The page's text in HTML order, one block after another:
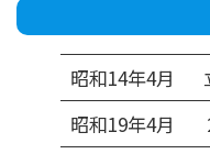
昭和14年4月
昭和19年4月